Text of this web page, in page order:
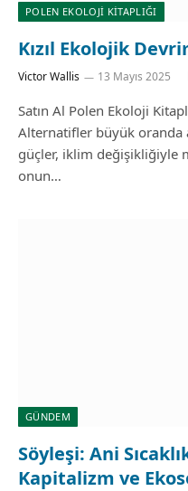
POLEN EKOLOJI KITAPLIĞI
Kızıl Ekolojik
Victor Wallis 13 Mayıs 2025
Satın Al Polen Ekoloji
Alternatifler büyük oranda
güçler, iklim değişikliğiyle
onun…
GÜNDEM
Söyleşi: Ani
Kapitalizm ve